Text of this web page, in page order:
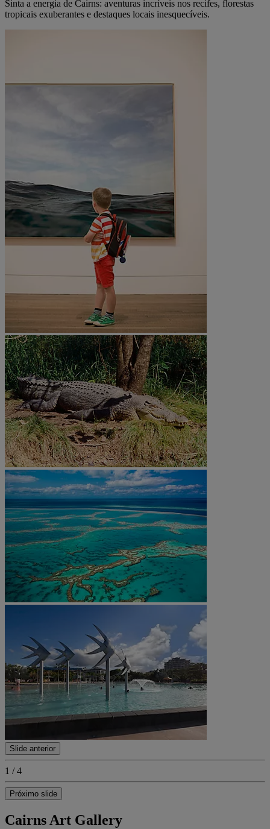
Sinta a energia de Cairns: aventuras incríveis nos recifes, florestas
tropicais exuberantes e destaques locais inesquecíveis.
Slide anterior
1 / 4
Próximo slide
Cairns Art Gallery